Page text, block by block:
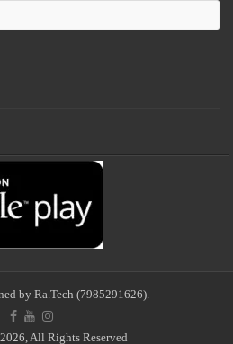
by Ra.Tech (7985291626).
All Rights Reserved